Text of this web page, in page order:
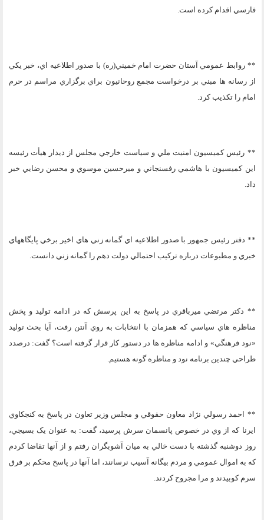
فارسي اقدام کرده است.
** روابط عمومي آستان حضرت امام خميني(ره) با صدور اطلاعيه اي، خبر يکي
از رسانه ها مبني بر درخواست مجمع روحانيون براي برگزاري مراسم در حرم
امام را تکذيب کرد.
** رئيس کميسيون امنيت ملي و سياست خارجي مجلس از ديدار هيأت رئيسه
اين کميسيون با هاشمي رفسنجاني و ميرحسين موسوي و محسن رضايي خبر
داد.
** دفتر رئيس جمهور با صدور اطلاعيه اي گمانه زني هاي اخير برخي پايگاههاي
خبري و مطبوعات درباره ترکيب احتمالي دولت دهم را گمانه زني دانست.
** دکتر مرتضي ميرباقري در پاسخ به اين پرسش که در ادامه توليد و پخش
مناظره هاي سياسي که همزمان با انتخابات به روي آنتن رفت، آيا بحث توليد
«نود فرهنگي» و ادامه مناظره ها در دستور کار قرار گرفته است؟ گفت: درصدد
طراحي چندين برنامه نود و مناظره گونه هستيم.
** احمد رسولي نژاد معاون حقوقي و مجلس وزير تعاون در پاسخ به کنجکاوي
ايرنا که از وي در خصوص پانسمان سرش پرسيد، گفت: به عنوان يک بسيجي،
روز دوشنبه گذشته با دست خالي به ميان آشوبگران رفتم و از آنها تقاضا کردم
که به اموال عمومي و مردم بيگانه آسيب نرسانند، اما آنها در پاسخ محکم بر فرق
سرم کوبيدند و مرا مجروح کردند.